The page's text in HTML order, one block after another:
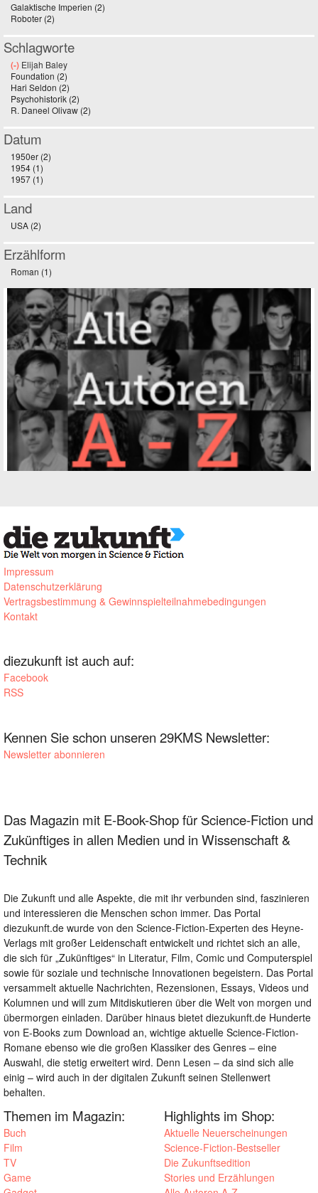
Galaktische Imperien (2)
Roboter (2)
Schlagworte
(-) Remove Elijah Baley filter
Elijah Baley
Foundation (2)
Hari Seldon (2)
Psychohistorik (2)
R. Daneel Olivaw (2)
Datum
1950er (2)
1954 (1)
1957 (1)
Land
USA (2)
Erzählform
Roman (1)
Impressum
Datenschutzerklärung
Vertragsbestimmung & Gewinnspielteilnahmebedingungen
Kontakt
diezukunft ist auch auf:
Facebook
RSS
Kennen Sie schon unseren 29KMS Newsletter:
Newsletter abonnieren
Das Magazin mit E-Book-Shop für Science-Fiction und
Zukünftiges in allen Medien und in Wissenschaft &
Technik
Die Zukunft und alle Aspekte, die mit ihr verbunden sind, faszinieren
und interessieren die Menschen schon immer. Das Portal
diezukunft.de wurde von den Science-Fiction-Experten des Heyne-
Verlags mit großer Leidenschaft entwickelt und richtet sich an alle,
die sich für „Zukünftiges“ in Literatur, Film, Comic und Computerspiel
sowie für soziale und technische Innovationen begeistern. Das Portal
versammelt aktuelle Nachrichten, Rezensionen, Essays, Videos und
Kolumnen und will zum Mitdiskutieren über die Welt von morgen und
übermorgen einladen. Darüber hinaus bietet diezukunft.de Hunderte
von E-Books zum Download an, wichtige aktuelle Science-Fiction-
Romane ebenso wie die großen Klassiker des Genres – eine
Auswahl, die stetig erweitert wird. Denn Lesen – da sind sich alle
einig – wird auch in der digitalen Zukunft seinen Stellenwert
behalten.
Themen im Magazin:
Buch
Film
TV
Game
Highlights im Shop:
Aktuelle Neuerscheinungen
Science-Fiction-Bestseller
Die Zukunftsedition
Stories und Erzählungen